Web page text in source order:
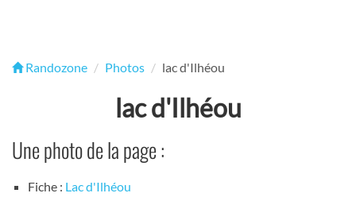
Randozone Photos lac d'Ilhéou
lac d'Ilhéou
Une photo de la page :
Fiche : Lac d'Ilhéou